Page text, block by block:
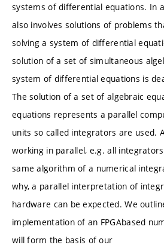
systems of differential equations. In a
also involves solutions of problems
solving a system of differential
solution of a set of simultaneous
system of differential equations is
The solution of a set of algebraic
equations represents a parallel
units so called integrators are used.
working in parallel, e.g. all
same algorithm of a numerical
why, a parallel interpretation of
hardware can be expected. We
implementation of an FPGAbased
will form the basis of our